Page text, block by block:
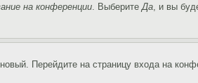
на конференции. ВыберитеДа, и вы
Перейдите на страницу входа на